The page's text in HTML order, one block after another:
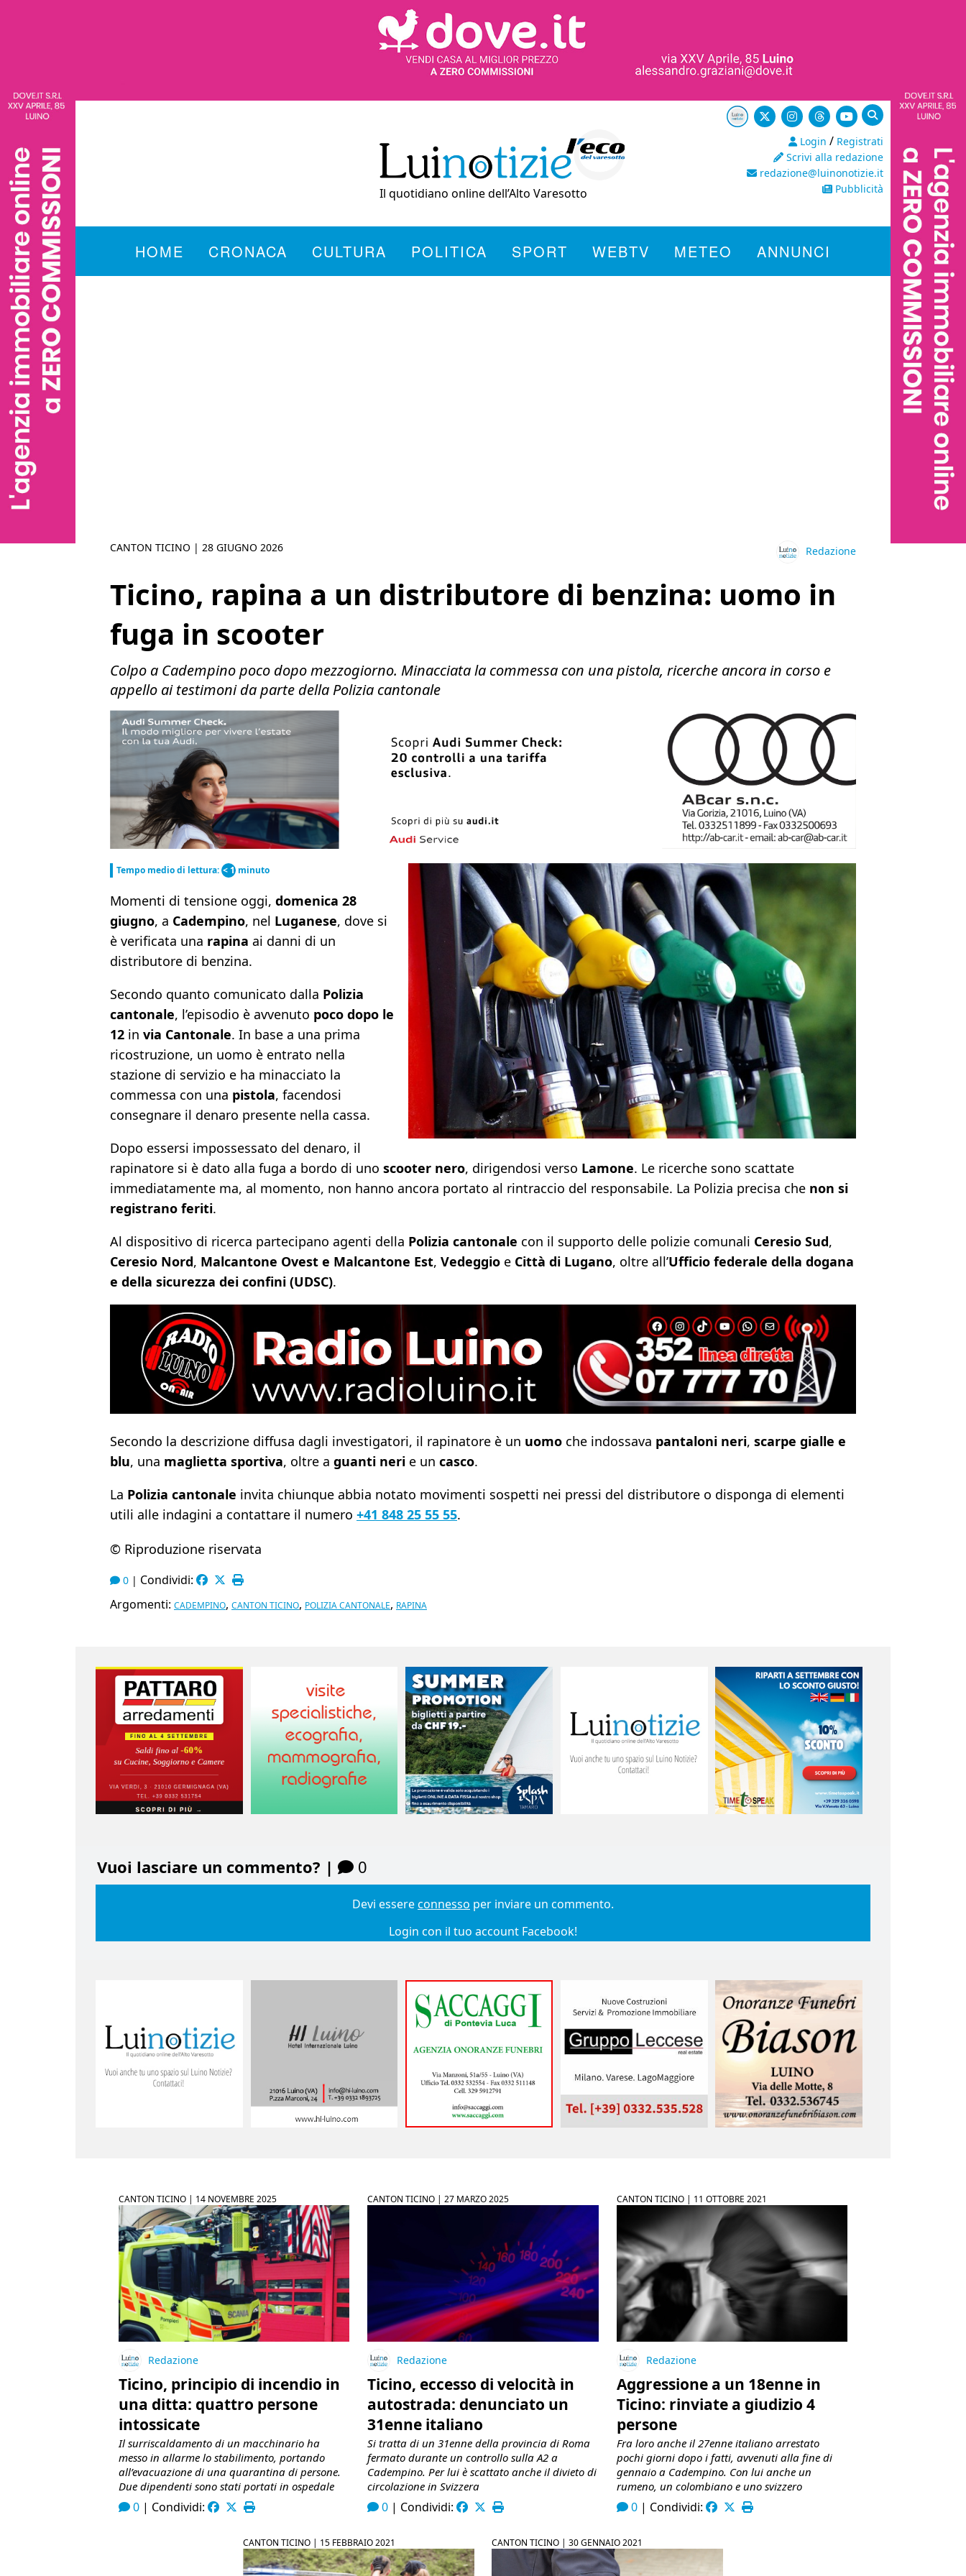
Il quotidiano online dell’Alto Varesotto
Login / Registrati
Scrivi alla redazione
redazione@luinonotizie.it
Pubblicità
HOME CRONACA CULTURA POLITICA SPORT WEBTV METEO ANNUNCI
CANTON TICINO | 28 GIUGNO 2026 Redazione
Ticino, rapina a un distributore di benzina: uomo in
fuga in scooter
Colpo a Cadempino poco dopo mezzogiorno. Minacciata la commessa con una pistola, ricerche ancora in corso e
appello ai testimoni da parte della Polizia cantonale
Tempo medio di lettura: < 1 minuto
Momenti di tensione oggi, domenica 28
giugno, a Cadempino, nel Luganese, dove si
è verificata una rapina ai danni di un
distributore di benzina.
Secondo quanto comunicato dalla Polizia
cantonale, l’episodio è avvenuto poco dopo le
12 in via Cantonale. In base a una prima
ricostruzione, un uomo è entrato nella
stazione di servizio e ha minacciato la
commessa con una pistola, facendosi
consegnare il denaro presente nella cassa.
Dopo essersi impossessato del denaro, il
rapinatore si è dato alla fuga a bordo di uno scooter nero, dirigendosi verso Lamone. Le ricerche sono scattate
immediatamente ma, al momento, non hanno ancora portato al rintraccio del responsabile. La Polizia precisa che non si
registrano feriti.
Al dispositivo di ricerca partecipano agenti della Polizia cantonale con il supporto delle polizie comunali Ceresio Sud,
Ceresio Nord, Malcantone Ovest e Malcantone Est, Vedeggio e Città di Lugano, oltre all’Ufficio federale della dogana
e della sicurezza dei confini (UDSC).
Secondo la descrizione diffusa dagli investigatori, il rapinatore è un uomo che indossava pantaloni neri, scarpe gialle e
blu, una maglietta sportiva, oltre a guanti neri e un casco.
La Polizia cantonale invita chiunque abbia notato movimenti sospetti nei pressi del distributore o disponga di elementi
utili alle indagini a contattare il numero +41 848 25 55 55.
© Riproduzione riservata
0 | Condividi:
Argomenti: CADEMPINO, CANTON TICINO, POLIZIA CANTONALE, RAPINA
Vuoi lasciare un commento? | 0
Devi essereconnesso per inviare un commento.
Login con il tuo account Facebook!
CANTON TICINO | 14 NOVEMBRE 2025
Redazione
Ticino, principio di incendio in
una ditta: quattro persone
intossicate
Il surriscaldamento di un macchinario ha
messo in allarme lo stabilimento, portando
all’evacuazione di una quarantina di persone.
Due dipendenti sono stati portati in ospedale
0| Condividi:
CANTON TICINO |27 MARZO 2025
Redazione
Ticino, eccesso di velocità in
autostrada: denunciato un
31enne italiano
Si tratta di un 31enne della provincia di Roma
fermato durante un controllo sulla A2 a
Cadempino. Per lui è scattato anche il divieto di
circolazione in Svizzera
0 | Condividi:
CANTON TICINO | 11 OTTOBRE 2021
Redazione
Aggressione a un 18enne in
Ticino: rinviate a giudizio 4
persone
Fra loro anche il 27enne italiano arrestato
pochi giorni dopo i fatti, avvenuti alla fine di
gennaio a Cadempino. Con lui anche un
rumeno, un colombiano e uno svizzero
0| Condividi:
CANTON TICINO | 15 FEBBRAIO 2021 CANTON TICINO |30 GENNAIO 2021